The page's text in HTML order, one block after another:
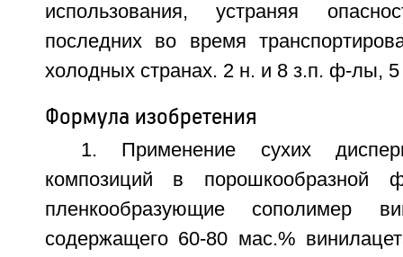
использования, устраняя
последних во время
холодных странах. 2 н. и 8 з.п. ф-лы, 5
Формула изобретения
1. Применение сухих
композиций в порошкообразной
пленкообразующие сополимер
содержащего 60-80 мас.%